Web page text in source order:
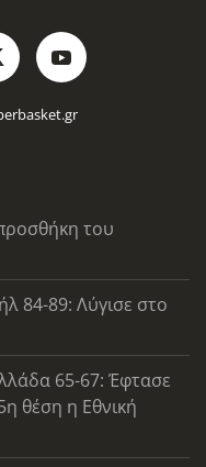
του
84-89: Λύγισε στο
65-67: Έφτασε
θέση η Εθνική